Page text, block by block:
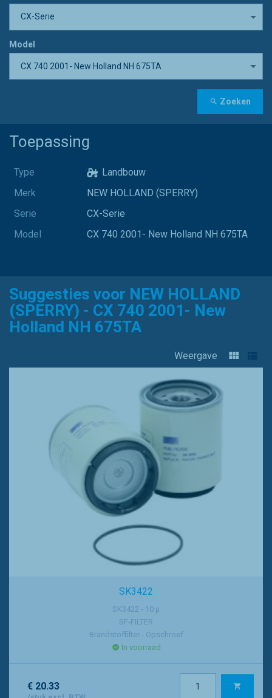
CX-Serie
Model
CX 740 2001- New Holland NH 675TA
Zoeken
Toepassing
Type
Landbouw
Merk
NEW HOLLAND (SPERRY)
Serie
CX-Serie
Model
CX 740 2001- New Holland NH 675TA
Suggesties voor NEW HOLLAND
(SPERRY) - CX 740 2001- New
Holland NH 675TA
Weergave
SK3422
SK3422 - 10 µ
SF-FILTER
Brandstoffilter - Opschroef
In voorraad
€ 20.33